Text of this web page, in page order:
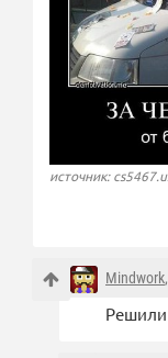
источник:
Mindwork
Решили